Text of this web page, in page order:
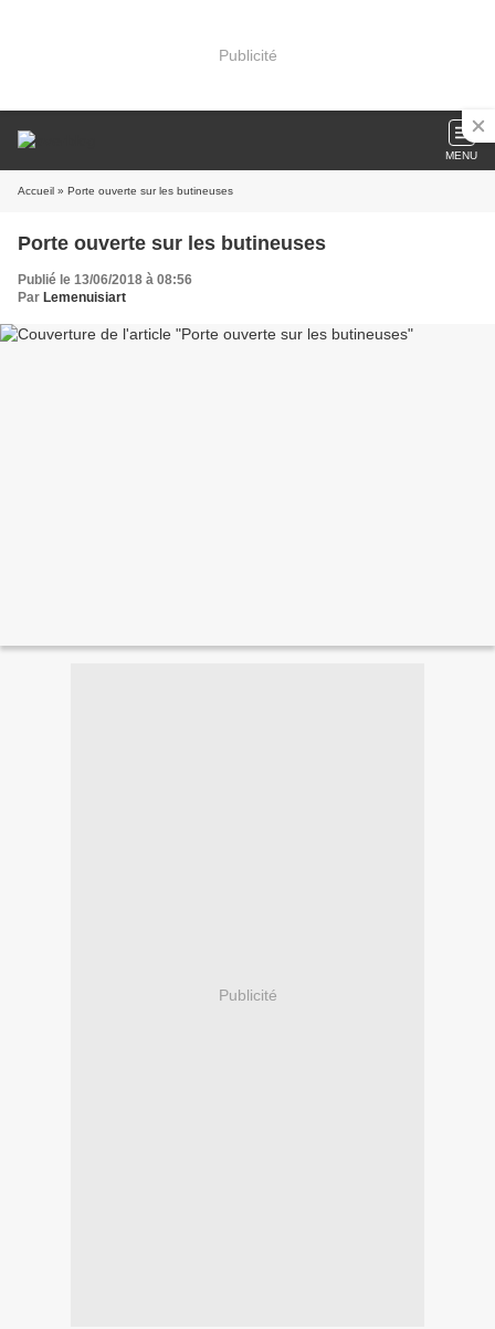
Publicité
MENU
Accueil » Porte ouverte sur les butineuses
Porte ouverte sur les butineuses
Publié le 13/06/2018 à 08:56
Par Lemenuisiart
Publicité